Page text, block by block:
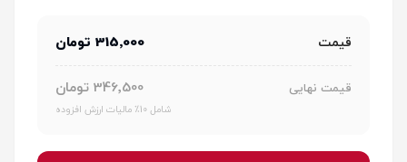
قیمت 315٬000 تومان
قیمت نهایی 346٬500 تومان
شامل 10٪ مالیات ارزش افزوده